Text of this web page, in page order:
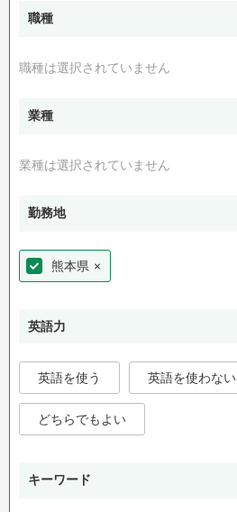
職種
職種は選択されていません
業種
業種は選択されていません
勤務地
熊本県 ×
英語力
英語を使う 英語を使わない
どちらでもよい
キーワード